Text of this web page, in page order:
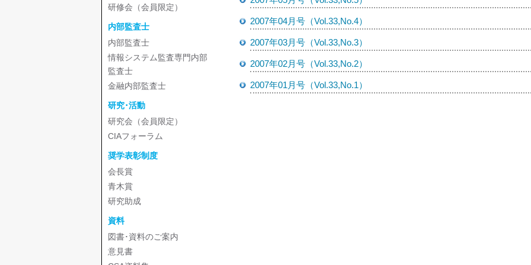
研修会（会員限定）
内部監査士
内部監査士
情報システム監査専門内部
監査士
金融内部監査士
研究･活動
研究会（会員限定）
CIAフォーラム
奨学表彰制度
会長賞
青木賞
研究助成
資料
図書･資料のご案内
意見書
2007年04月号（Vol.33,No.4）
2007年03月号（Vol.33,No.3）
2007年02月号（Vol.33,No.2）
2007年01月号（Vol.33,No.1）